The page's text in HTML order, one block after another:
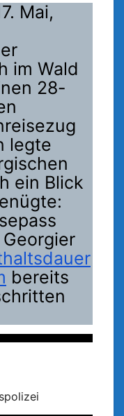
Mai,
im Wald
28-
legte
ein Blick
bereits